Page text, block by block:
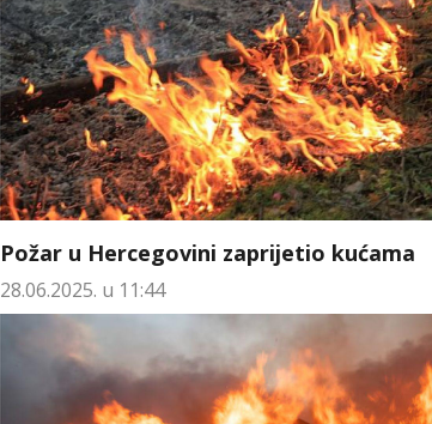
Požar u Hercegovini zaprijetio kućama
28.06.2025. u 11:44